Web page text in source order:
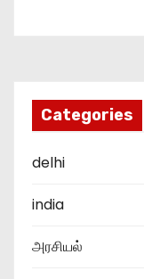
Categories
delhi
india
அரசியல்